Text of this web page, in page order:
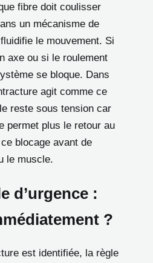
fibre doit coulisser
un mécanisme de
le mouvement. Si
axe ou si le roulement
se bloque. Dans
agit comme ce
reste sous tension car
permet plus le retour au
blocage avant de
le muscle.
d’urgence :
?
est identifiée, la règle